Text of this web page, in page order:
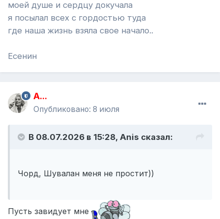
моей душе и сердцу докучала
я посылал всех с гордостью туда
где наша жизнь взяла свое начало..
Есенин
A...
Опубликовано: 8 июля
В 08.07.2026 в 15:28, Anis сказал:
Чорд, Шувалан меня не простит))
Пусть завидует мне